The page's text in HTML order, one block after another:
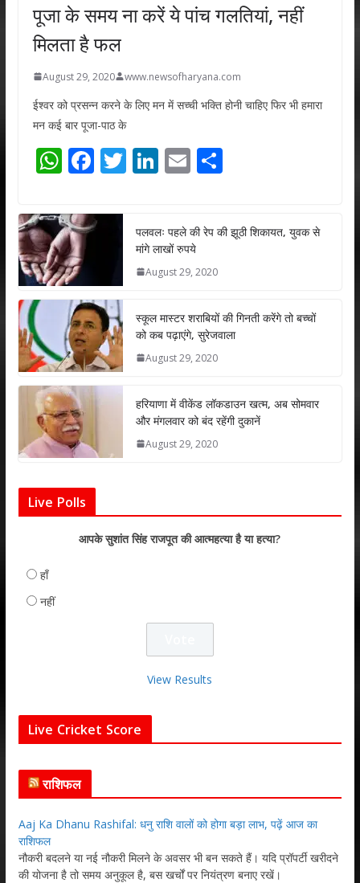
पूजा के समय ना करें ये पांच गलतियां, नहीं
मिलता है फल
August 29, 2020 www.newsofharyana.com
ईश्वर को प्रसन्न करने के लिए मन में सच्ची भक्ति होनी चाहिए फिर भी हमारा
मन कई बार पूजा-पाठ के
W
at
s
A
p
p
F
e
b
o
k
T
er
Li
e
dI
n
E
l
S
e
पलवलः पहले की रेप की झूठी शिकायत, युवक से
मांगे लाखों रुपये
August 29, 2020
स्कूल मास्टर शराबियों की गिनती करेंगे तो बच्चों
को कब पढ़ाएंगे, सुरेजवाला
August 29, 2020
हरियाणा में वीकेंड लॉकडाउन खत्म, अब सोमवार
और मंगलवार को बंद रहेंगी दुकानें
August 29, 2020
Live Polls
आपके सुशांत सिंह राजपूत की आत्महत्या है या हत्या?
हाँ
नहीं
View Results
Live Cricket Score
राशिफल
Aaj Ka Dhanu Rashifal: धनु राशि वालों को होगा बड़ा लाभ, पढ़ें आज का
राशिफल
नौकरी बदलने या नई नौकरी मिलने के अवसर भी बन सकते हैं। यदि प्रॉपर्टी खरीदने
की योजना है तो समय अनुकूल है, बस खर्चों पर नियंत्रण बनाए रखें।